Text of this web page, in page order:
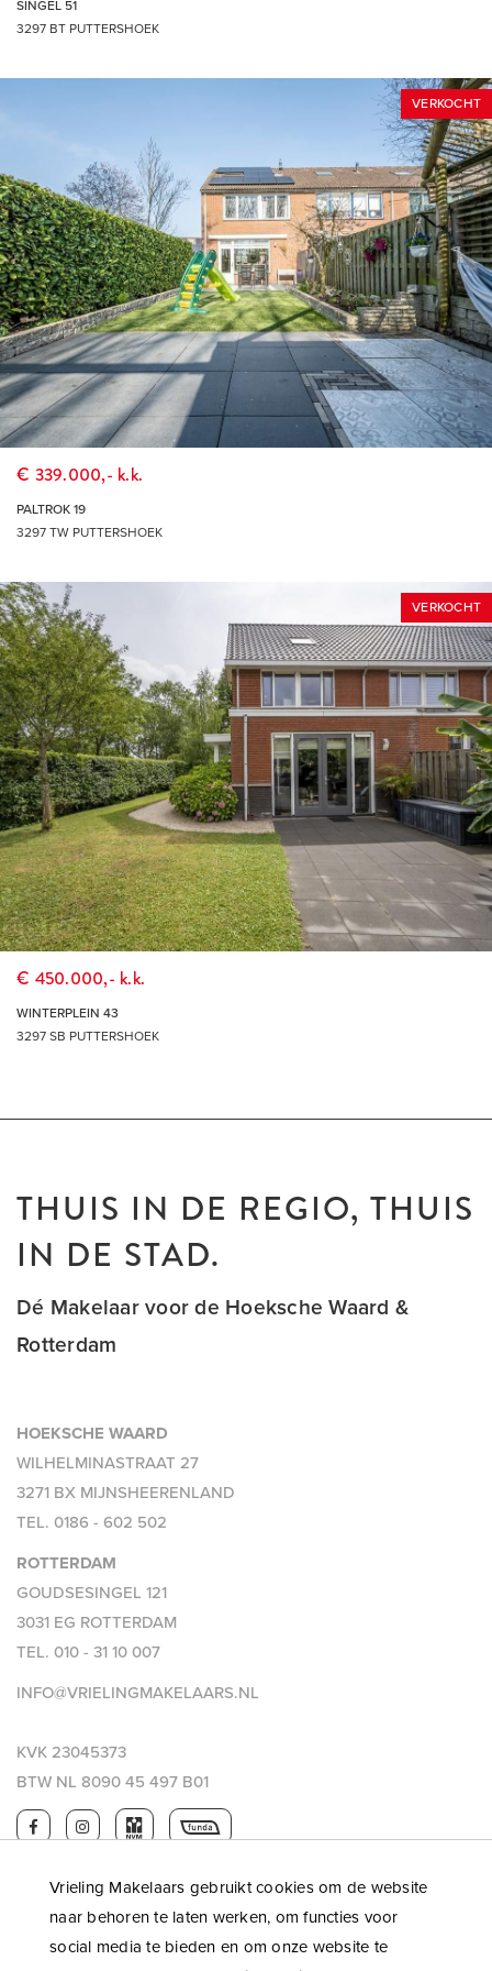
Vrieling Makelaars gebruikt cookies om de website
naar behoren te laten werken, om functies voor
social media te bieden en om onze website te
Vrieling Makelaars behartigt de belangen van de verkopende
partij. Ons advies bij het kopen van jouw nieuwe woning is
dan ook om je eigen NVM-aankoopmakelaar mee te nemen.
TOT SLOT
Deze presentatie is met zorg samengesteld, onder andere
(maar niet uitsluitend) aan de hand van de door
opdrachtgever (verkoper/verhuurder) aan makelaar verstrekte
gegevens en tekeningen. Desondanks kunnen aan deze
presentatie geen rechten worden ontleend en aanvaardt de
makelaar of zijn opdrachtgever (verkoper/verhuurder) geen
enkele aansprakelijkheid voor enige onvolledigheid,
onjuistheid of anderszins -dan wel de gevolgen daarvan- van
aan de (kandidaat) koper of huurder (of andere
belanghebbende) verstrekte informatie m.b.t. het te koop (of
oppervlakten zijn daarnaast slechts indicatief. Mocht deze
presentatie of andere verstrekte informatie m.b.t. het te koop
(of te huur) aangeboden object vragen oproepen, dan
nodigen wij je van harte uit deze onder onze (makelaar)
aandacht te brengen.
THUIS IN DE REGIO, THUIS IN DE STAD
DÉ MAKELAAR VOOR DE HOEKSCHE WAARD &
ROTTERDAM
SINGEL 51
3297 BT PUTTERSHOEK
VERKOCHT
€ 339.000,- k.k.
PALTROK 19
3297 TW PUTTERSHOEK
VERKOCHT
€ 450.000,- k.k.
WINTERPLEIN 43
3297 SB PUTTERSHOEK
THUIS IN DE REGIO, THUIS
IN DE STAD.
Dé Makelaar voor de Hoeksche Waard &
Rotterdam
HOEKSCHE WAARD
WILHELMINASTRAAT 27
3271 BX MIJNSHEERENLAND
TEL. 0186 - 602 502
ROTTERDAM
GOUDSESINGEL 121
3031 EG ROTTERDAM
TEL. 010 - 31 10 007
INFO@VRIELINGMAKELAARS.NL
KVK 23045373
BTW NL 8090 45 497 B01